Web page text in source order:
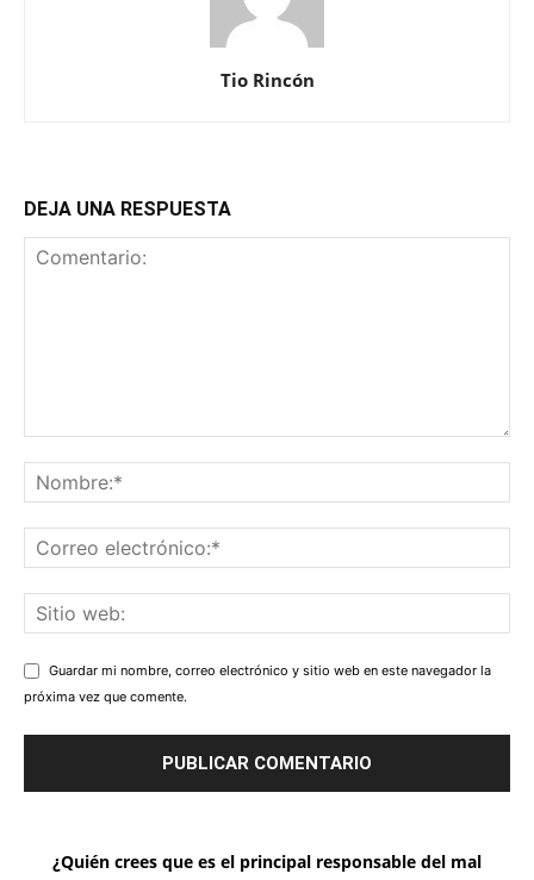
Tio Rincón
DEJA UNA RESPUESTA
Guardar mi nombre, correo electrónico y sitio web en este navegador la
próxima vez que comente.
¿Quién crees que es el principal responsable del mal